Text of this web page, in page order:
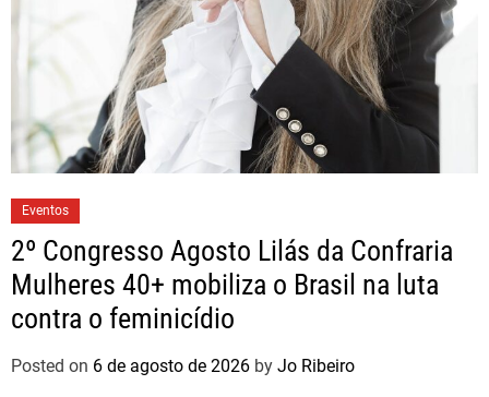
Eventos
2º Congresso Agosto Lilás da Confraria
Mulheres 40+ mobiliza o Brasil na luta
contra o feminicídio
Posted on 6 de agosto de 2026 by Jo Ribeiro